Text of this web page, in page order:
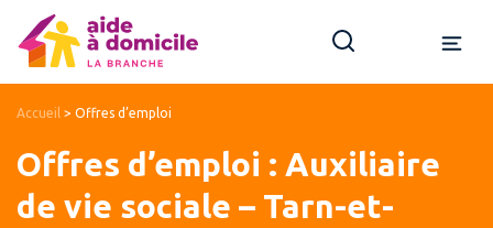
Accueil > Offres d’emploi
Offres d’emploi : Auxiliaire
de vie sociale – Tarn-et-